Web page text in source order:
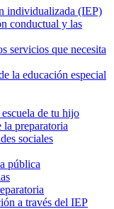
individualizada (IEP)
conductual y las
servicios que necesita
la educación especial
de tu hijo
la preparatoria
sociales
pública
a través del IEP